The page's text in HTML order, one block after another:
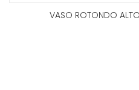
VASO ROTONDO